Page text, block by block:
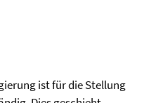
ist für die Stellung